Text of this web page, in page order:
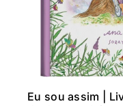
Adicionar
Eu sou assim |